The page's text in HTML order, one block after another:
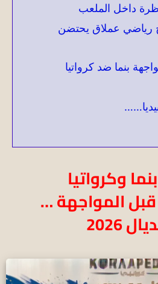
داخل الملعب
رياضي عملاق يحتضن
بنما ضد كرواتيا
وكرواتيا
المواجهة …
2026